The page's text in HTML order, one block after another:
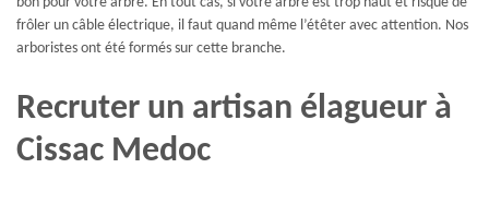
frôler un câble électrique, il faut quand même l’étêter avec attention. Nos
arboristes ont été formés sur cette branche.
Recruter un artisan élagueur à
Cissac Medoc